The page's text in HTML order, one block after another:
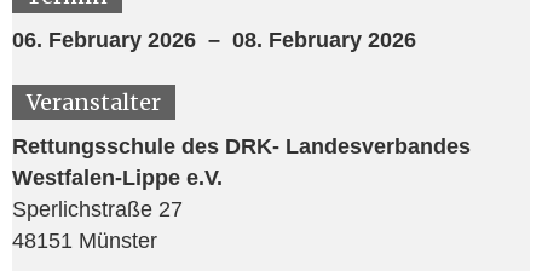
06. February 2026 – 08. February 2026
Veranstalter
Rettungsschule des DRK- Landesverbandes
Westfalen-Lippe e.V.
Sperlichstraße 27
48151 Münster